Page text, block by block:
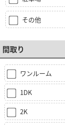
その他
間取り
ワンルーム
1DK
2K